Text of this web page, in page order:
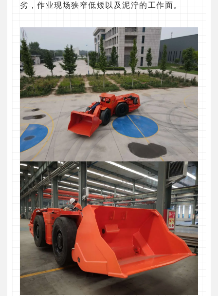
劣，作业现场狭窄低矮以及泥泞的工作面。